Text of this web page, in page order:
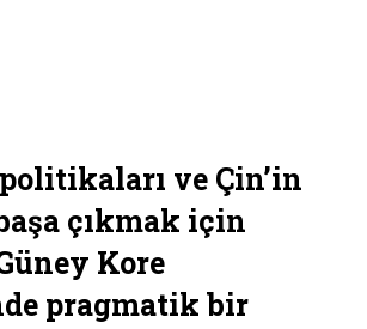
ve Çin’in
çıkmak için
Kore
pragmatik bir